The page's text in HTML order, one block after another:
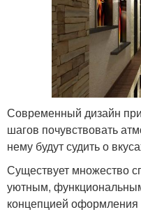
Современный дизайн
шагов почувствовать
нему будут судить о
Существует множество
уютным,
концепцией оформления